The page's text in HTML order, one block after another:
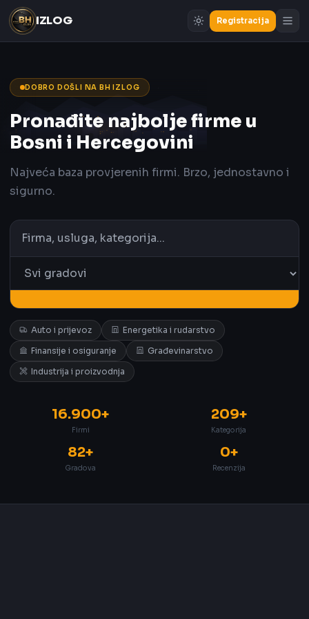
IZLOG Registracija
DOBRO DOŠLI NA BH IZLOG
Pronađite najbolje firme u
Bosni i Hercegovini
Najveća baza provjerenih firmi. Brzo, jednostavno i
sigurno.
Auto i prijevoz
Energetika i rudarstvo
Finansije i osiguranje
Građevinarstvo
Industrija i proizvodnja
16.900+
Firmi
209+
Kategorija
82+
Gradova
0+
Recenzija